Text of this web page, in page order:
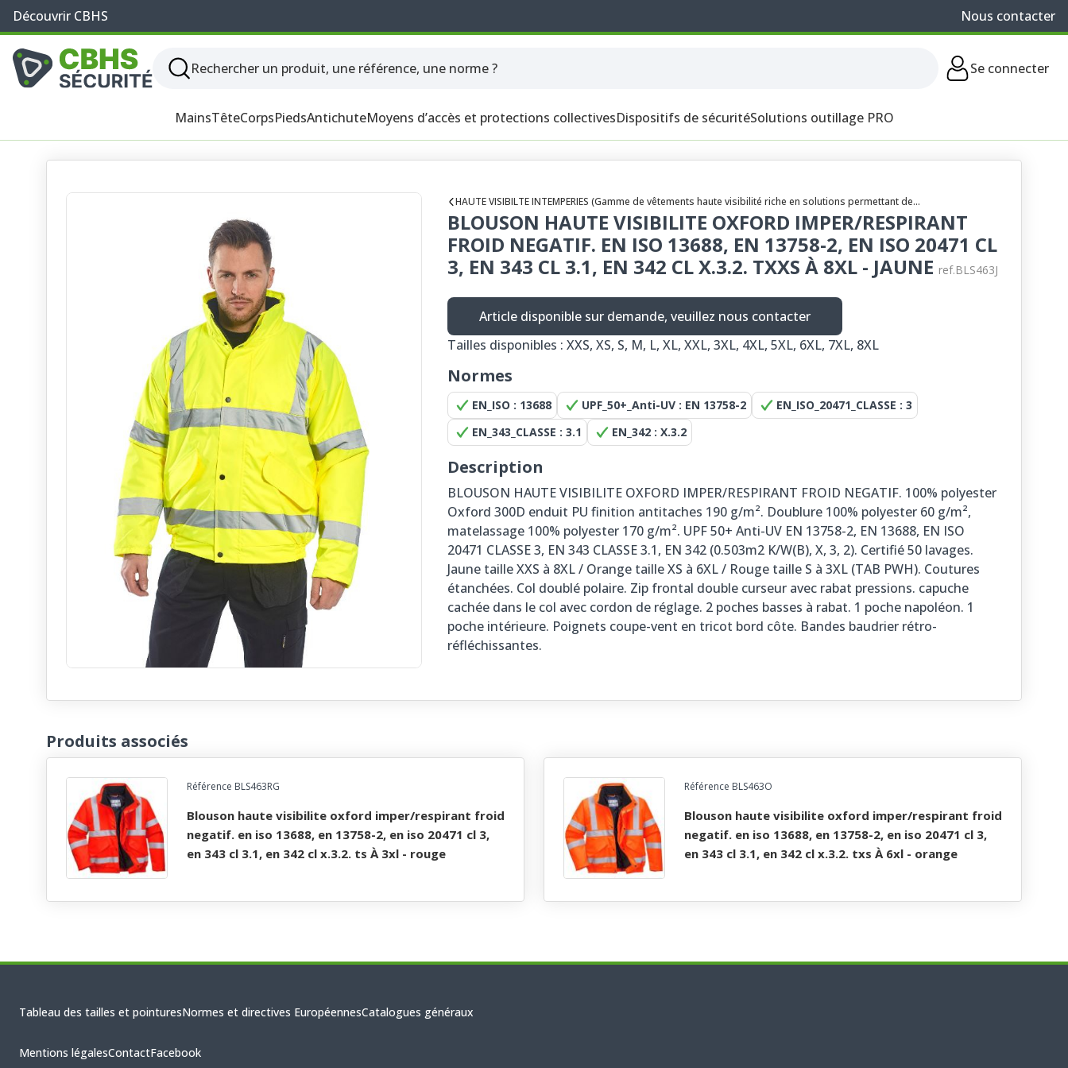
Découvrir CBHS Nous contacter
Se connecter
MainsTêteCorpsPiedsAntichuteMoyens d’accès et protections collectivesDispositifs de sécuritéSolutions outillage PRO
HAUTE VISIBILTE INTEMPERIES (Gamme de vêtements haute visibilité riche en solutions permettant de...
BLOUSON HAUTE VISIBILITE OXFORD IMPER/RESPIRANT
FROID NEGATIF. EN ISO 13688, EN 13758-2, EN ISO 20471 CL
3, EN 343 CL 3.1, EN 342 CL X.3.2. TXXS À 8XL - JAUNE ref.BLS463J
Article disponible sur demande, veuillez nous contacter
Tailles disponibles : XXS, XS, S, M, L, XL, XXL, 3XL, 4XL, 5XL, 6XL, 7XL, 8XL
Normes
EN_ISO : 13688 UPF_50+_Anti-UV : EN 13758-2
EN_ISO_20471_CLASSE : 3
EN_343_CLASSE : 3.1
EN_342 : X.3.2
Description
BLOUSON HAUTE VISIBILITE OXFORD IMPER/RESPIRANT FROID NEGATIF. 100% polyester
Oxford 300D enduit PU finition antitaches 190 g/m². Doublure 100% polyester 60 g/m²,
matelassage 100% polyester 170 g/m². UPF 50+ Anti-UV EN 13758-2, EN 13688, EN ISO
20471 CLASSE 3, EN 343 CLASSE 3.1, EN 342 (0.503m2 K/W(B), X, 3, 2). Certifié 50 lavages.
Jaune taille XXS à 8XL / Orange taille XS à 6XL / Rouge taille S à 3XL (TAB PWH). Coutures
étanchées. Col doublé polaire. Zip frontal double curseur avec rabat pressions. capuche
cachée dans le col avec cordon de réglage. 2 poches basses à rabat. 1 poche napoléon. 1
poche intérieure. Poignets coupe-vent en tricot bord côte. Bandes baudrier rétro-
réfléchissantes.
Produits associés
Référence BLS463RG
blouson haute visibilite oxford imper/respirant froid
negatif. en iso 13688, en 13758-2, en iso 20471 cl 3,
en 343 cl 3.1, en 342 cl x.3.2. ts À 3xl - rouge
Référence BLS463O
blouson haute visibilite oxford imper/respirant froid
negatif. en iso 13688, en 13758-2, en iso 20471 cl 3,
en 343 cl 3.1, en 342 cl x.3.2. txs À 6xl - orange
Tableau des tailles et pointuresNormes et directives EuropéennesCatalogues généraux
Mentions légalesContactFacebook